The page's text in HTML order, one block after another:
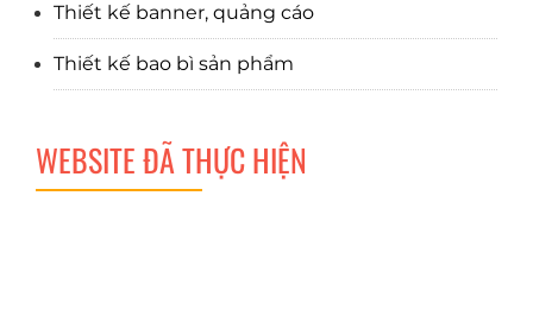
Thiết kế banner, quảng cáo
Thiết kế bao bì sản phẩm
WEBSITE ĐÃ THỰC HIỆN